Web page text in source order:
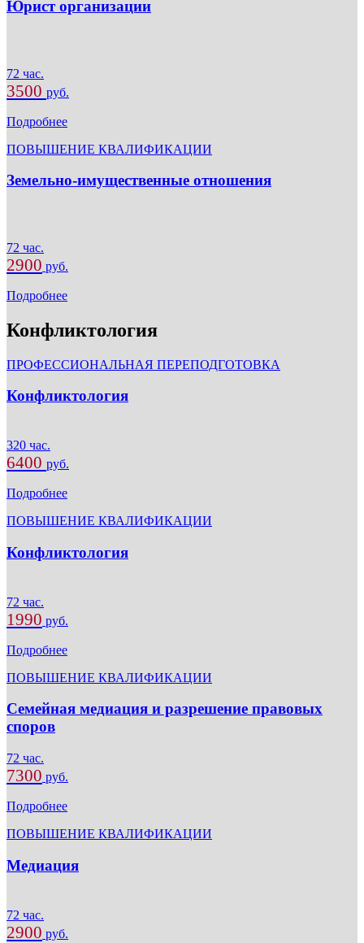
Юрист организации
72 час.
3500 руб.
Подробнее
ПОВЫШЕНИЕ КВАЛИФИКАЦИИ
Земельно-имущественные отношения
72 час.
2900 руб.
Подробнее
Конфликтология
ПРОФЕССИОНАЛЬНАЯ ПЕРЕПОДГОТОВКА
Конфликтология
320 час.
6400 руб.
Подробнее
ПОВЫШЕНИЕ КВАЛИФИКАЦИИ
Конфликтология
72 час.
1990 руб.
Подробнее
ПОВЫШЕНИЕ КВАЛИФИКАЦИИ
Семейная медиация и разрешение правовых
споров
72 час.
7300 руб.
Подробнее
ПОВЫШЕНИЕ КВАЛИФИКАЦИИ
Медиация
72 час.
2900 руб.